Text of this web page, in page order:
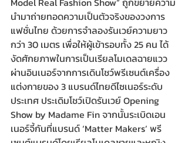
นำมาถ่ายทอดความเป็นตัวจริงของวงการ
แฟชั่นไทย ด้วยการจำลองรันเวย์ความยาว
กว่า 30 เมตร เพื่อให้ผู้เข้ารอบทั้ง 25 คน ได้
งัดศักยภาพในการเป็นเรียลโมเดลฉายแวว
ผ่านอินเนอร์จากการเดินโชว์พรีเซนต์เครื่อง
แต่งกายของ 3 แบรนด์ไทยดีไซเนอร์ระดับ
ประเทศ ประเดิมโชว์เปิดรันเวย์ Opening
Show by Madame Fin จากนั้นระเบิดเอน
เนอร์จี้กันที่แบรนด์ ‘Matter Makers’ พรี